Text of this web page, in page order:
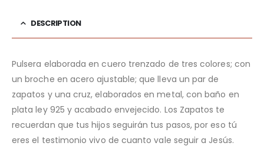
DESCRIPTION
Pulsera elaborada en cuero trenzado de tres colores; con
un broche en acero ajustable; que lleva un par de
zapatos y una cruz, elaborados en metal, con baño en
plata ley 925 y acabado envejecido. Los Zapatos te
recuerdan que tus hijos seguirán tus pasos, por eso tú
eres el testimonio vivo de cuanto vale seguir a Jesús.